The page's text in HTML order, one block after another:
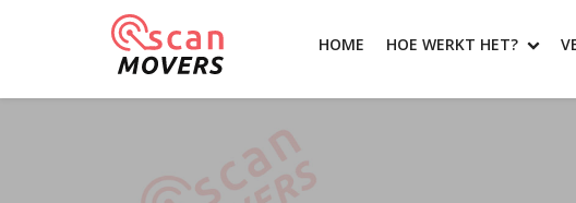
HOME HOE WERKT HET?